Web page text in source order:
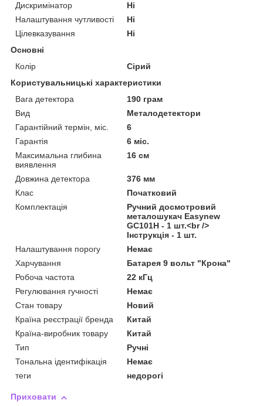
Дискримінатор
Ні
Налаштування чутливості
Ні
Цілевказування
Ні
Основні
Колір
Сірий
Користувальницькі характеристики
Вага детектора
190 грам
Вид
Металодетектори
Гарантійний термін, міс.
6
Гарантія
6 міс.
Максимальна глибина
виявлення
16 см
Довжина детектора
376 мм
Клас
Початковий
Комплектація
Ручний досмотровий
металошукач Easynew
GC101H - 1 шт.<br />
Інструкція - 1 шт.
Налаштування порогу
Немає
Харчування
Батарея 9 вольт "Крона"
Робоча частота
22 кГц
Регулювання гучності
Немає
Стан товару
Новий
Країна реєстрації бренда
Китай
Країна-виробник товару
Китай
Тип
Ручні
Тональна ідентифікація
Немає
теги
недорогі
Приховати